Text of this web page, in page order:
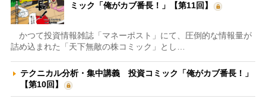
ミック「俺がカブ番長！」【第11回】
かつて投資情報雑誌「マネーポスト」にて、圧倒的な情報量が
詰め込まれた「天下無敵の株コミック」とし…
テクニカル分析・集中講義 投資コミック「俺がカブ番長！」
【第10回】